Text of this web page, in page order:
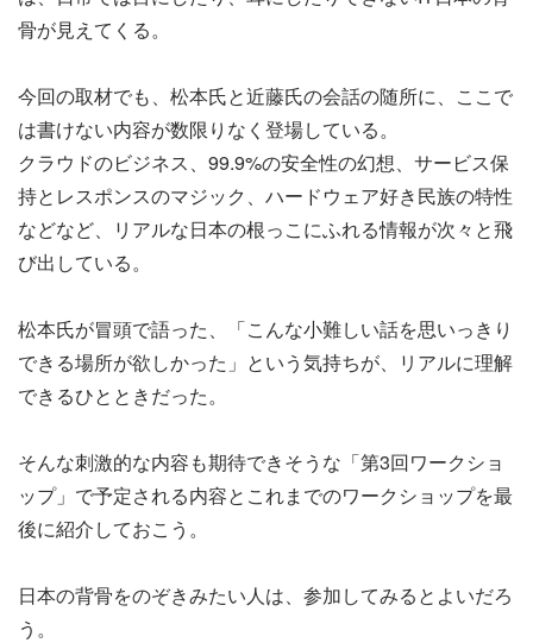
骨が見えてくる。
今回の取材でも、松本氏と近藤氏の会話の随所に、ここで
は書けない内容が数限りなく登場している。
クラウドのビジネス、99.9%の安全性の幻想、サービス保
持とレスポンスのマジック、ハードウェア好き民族の特性
などなど、リアルな日本の根っこにふれる情報が次々と飛
び出している。
松本氏が冒頭で語った、「こんな小難しい話を思いっきり
できる場所が欲しかった」という気持ちが、リアルに理解
できるひとときだった。
そんな刺激的な内容も期待できそうな「第3回ワークショ
ップ」で予定される内容とこれまでのワークショップを最
後に紹介しておこう。
日本の背骨をのぞきみたい人は、参加してみるとよいだろ
う。